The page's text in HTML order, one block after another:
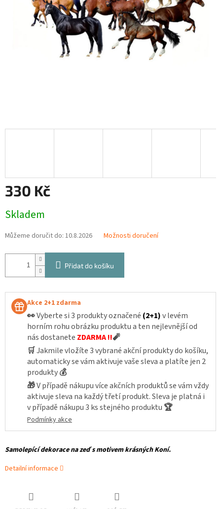
330 Kč
cena:
Skladem
Můžeme doručit do: 10.8.2026 Možnosti doručení
Přidat do košíku
Akce 2+1 zdarma
👀Vyberte si 3 produkty označené (2+1)v levém
horním rohu obrázku produktu a ten nejlevnější od
nás dostanete ZDARMA !!🧨
🛒Jakmile vložíte 3 vybrané akční produkty do košíku,
automaticky se vám aktivuje vaše sleva a platíte jen 2
produkty💰
🎁V případě nákupu více akčních produktů se vám vždy
aktivuje sleva na každý třetí produkt. Sleva je platná i
v případě nákupu 3 ks stejného produktu 🏆
Podmínky akce
Samolepící dekorace na zeď s motivem krásných Koní.
Detailní informace